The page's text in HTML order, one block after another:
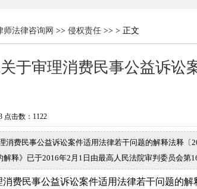
师法律咨询网 >> 侵权责任 >> > 正文
于审理消费民事公益诉讼
点击数： 1122
消费民事公益诉讼案件适用法律若干问题的解释法释〔
解释》已于2016年2月1日由最高人民法院审判委员会第
费民事公益诉讼案件适用法律若干问题的解